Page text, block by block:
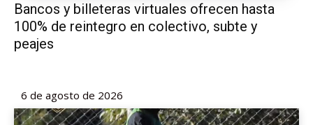
Bancos y billeteras virtuales ofrecen hasta
100% de reintegro en colectivo, subte y
peajes
6 de agosto de 2026